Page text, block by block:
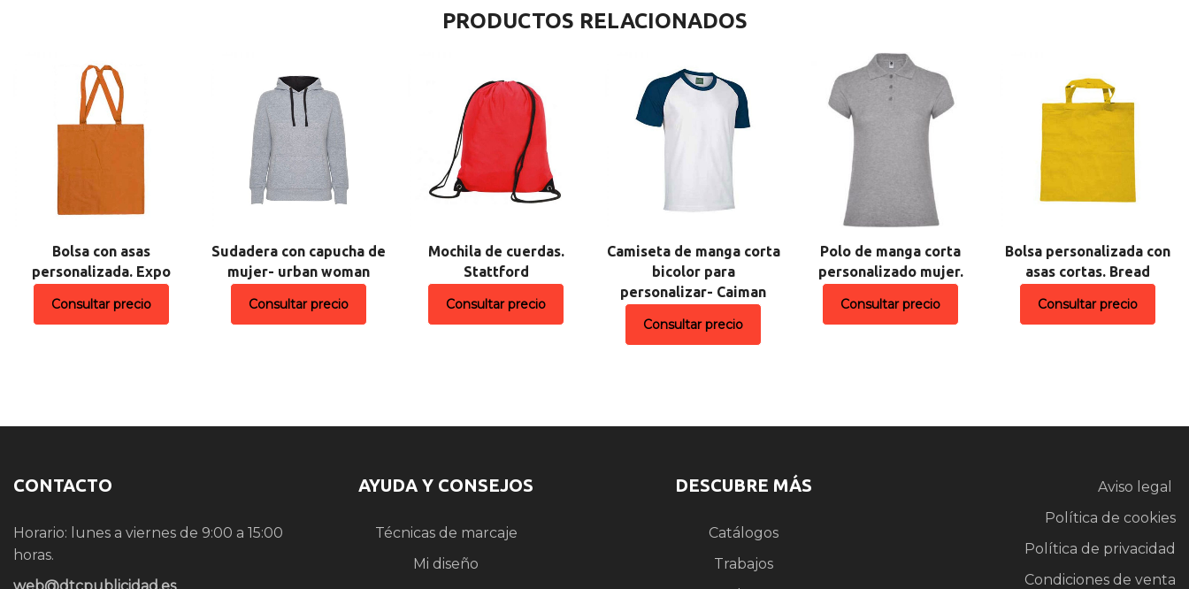
PRODUCTOS RELACIONADOS
Bolsa con asas
personalizada. Expo
Consultar precio
Sudadera con capucha de
mujer- urban woman
Consultar precio
Mochila de cuerdas.
Stattford
Consultar precio
Camiseta de manga corta
bicolor para
personalizar- Caiman
Consultar precio
Polo de manga corta
personalizado mujer.
Consultar precio
Bolsa personalizada con
asas cortas. Bread
Consultar precio
CONTACTO
Horario: lunes a viernes de 9:00 a 15:00
horas.
AYUDA Y CONSEJOS
Técnicas de marcaje
Mi diseño
DESCUBRE MÁS
Catálogos
Trabajos
Aviso legal
Política de cookies
Política de privacidad
Condiciones de venta